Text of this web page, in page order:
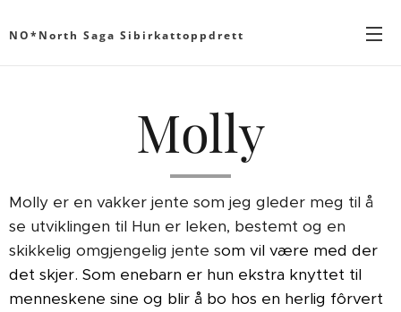
NO*North Saga Sibirkattoppdrett
Molly
Molly er en vakker jente som jeg gleder meg til å
se utviklingen til Hun er leken, bestemt og en
skikkelig omgjengelig jente som vil være med der
det skjer. Som enebarn er hun ekstra knyttet til
menneskene sine og blir å bo hos en herlig fôrvert